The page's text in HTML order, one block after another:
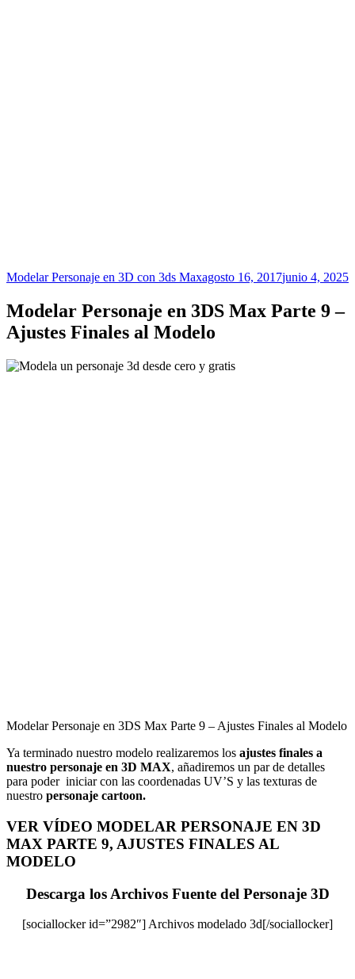
Modelar Personaje en 3D con 3ds Maxagosto 16, 2017junio 4, 2025
Modelar Personaje en 3DS Max Parte 9 –
Ajustes Finales al Modelo
Modelar Personaje en 3DS Max Parte 9 – Ajustes Finales al Modelo
Ya terminado nuestro modelo realizaremos los ajustes finales a
nuestro personaje en 3D MAX, añadiremos un par de detalles
para poder iniciar con las coordenadas UV’S y las texturas de
nuestro personaje cartoon.
VER VÍDEO MODELAR PERSONAJE EN 3D
MAX PARTE 9, AJUSTES FINALES AL
MODELO
Descarga los Archivos Fuente del Personaje 3D
[sociallocker id=”2982″] Archivos modelado 3d[/sociallocker]